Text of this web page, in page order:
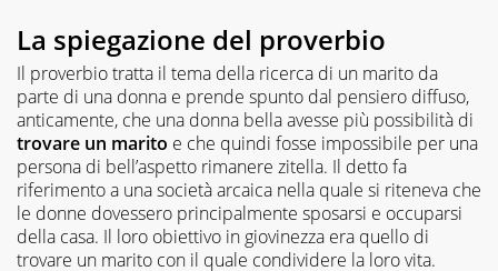
La spiegazione del proverbio
Il proverbio tratta il tema della ricerca di un marito da
parte di una donna e prende spunto dal pensiero diffuso,
anticamente, che una donna bella avesse più possibilità di
trovare un marito e che quindi fosse impossibile per una
persona di bell’aspetto rimanere zitella. Il detto fa
riferimento a una società arcaica nella quale si riteneva che
le donne dovessero principalmente sposarsi e occuparsi
della casa. Il loro obiettivo in giovinezza era quello di
trovare un marito con il quale condividere la loro vita.